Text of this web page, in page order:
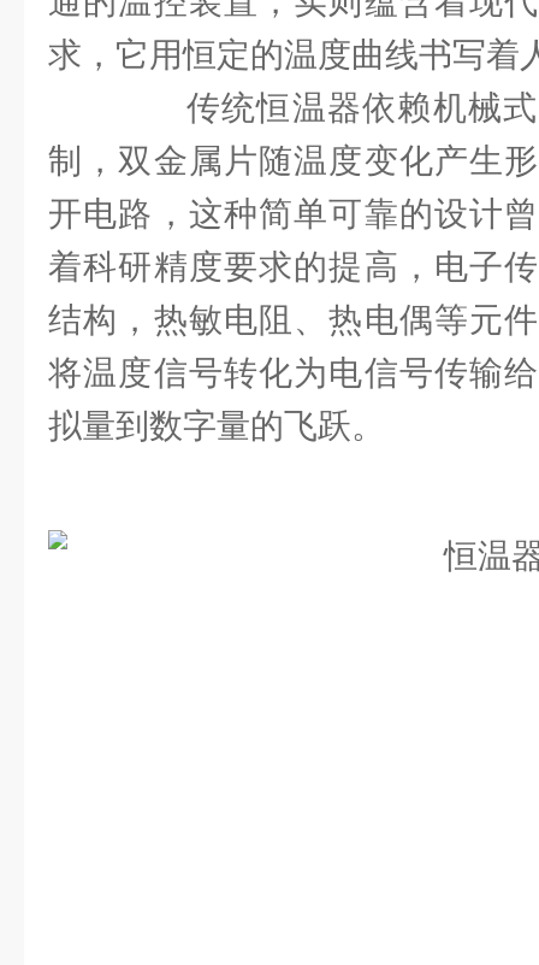
求，它用恒定的温度曲线书写着
传统恒温器依赖机械式
制，双金属片随温度变化产生
开电路，这种简单可靠的设计
着科研精度要求的提高，电子
结构，热敏电阻、热电偶等元
将温度信号转化为电信号传输
拟量到数字量的飞跃。